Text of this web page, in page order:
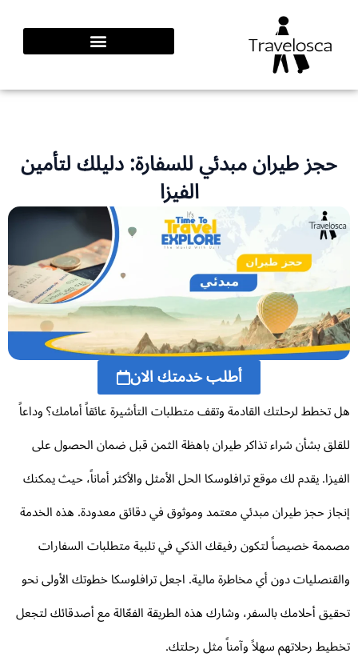
حجز طيران مبدئي للسفارة: دليلك لتأمين
الفيزا
أطلب خدمتك الان
تخطط لرحلتك القادمة وتقف متطلبات التأشيرة عائقاً أمامك؟ وداعاً
بشأن شراء تذاكر طيران باهظة الثمن قبل ضمان الحصول على
يقدم لك موقع ترافلوسكا الحل الأمثل والأكثر أماناً، حيث يمكنك
حجز طيران مبدئي معتمد وموثوق في دقائق معدودة. هذه الخدمة
خصيصاً لتكون رفيقك الذكي في تلبية متطلبات السفارات
دون أي مخاطرة مالية. اجعل ترافلوسكا خطوتك الأولى نحو
أحلامك بالسفر، وشارك هذه الطريقة الفعّالة مع أصدقائك لتجعل
رحلاتهم سهلاً وآمناً مثل رحلتك.